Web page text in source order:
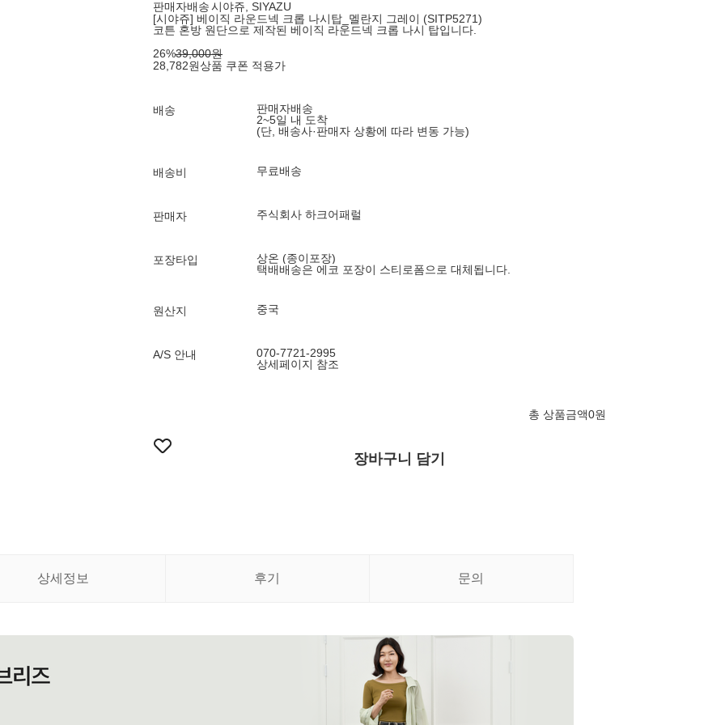
판매자배송시야쥬, SIYAZU
[시야쥬] 베이직 라운드넥 크롭 나시탑_멜란지 그레이 (SITP5271)
코튼 혼방 원단으로 제작된 베이직 라운드넥 크롭 나시 탑입니다.
26%39,000원
28,782원상품 쿠폰 적용가
배송
판매자배송
2~5일 내 도착
(단, 배송사·판매자 상황에 따라 변동 가능)
배송비 무료배송
판매자 주식회사 하크어패럴
포장타입
상온 (종이포장)
택배배송은 에코 포장이 스티로폼으로 대체됩니다.
원산지 중국
A/S 안내
070-7721-2995
상세페이지 참조
총 상품금액0원
장바구니 담기
상세정보 후기 문의